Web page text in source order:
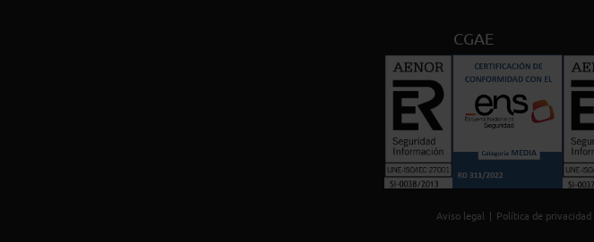
CGAE
Aviso legal Política de privacidad